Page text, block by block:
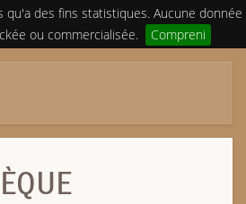
qu'a des fins statistiques. Aucune donnée
ou commercialisée.
Compreni